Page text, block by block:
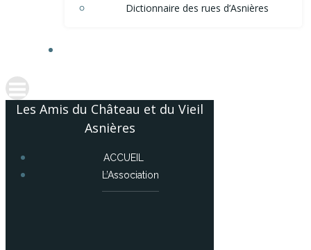
Dictionnaire des rues d’Asnières
Les Amis du Château et du Vieil
Asnières
ACCUEIL
L’Association